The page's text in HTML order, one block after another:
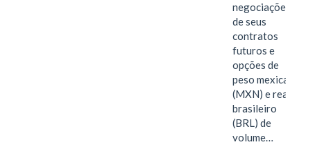
negociações
de seus
contratos
futuros e
opções de
peso mexicano
(MXN) e real
brasileiro
(BRL) de
volume…